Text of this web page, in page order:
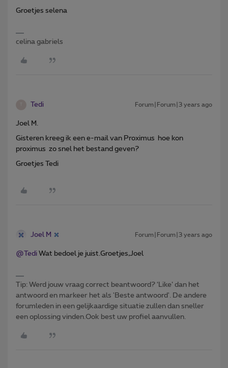
Groetjes selena
celina gabriels
Tedi Forum|Forum|3 years ago
Joel M.
Gisteren kreeg ik een e-mail van Proximus hoe kon
proximus zo snel het bestand geven?
Groetjes Tedi
Joel M Forum|Forum|3 years ago
@Tedi Wat bedoel je juist.Groetjes,Joel
Tip: Werd jouw vraag correct beantwoord? ‘Like’ dan het
antwoord en markeer het als 'Beste antwoord'. De andere
forumleden in een gelijkaardige situatie zullen dan sneller
een oplossing vinden.Ook best uw profiel aanvullen.